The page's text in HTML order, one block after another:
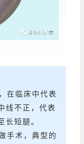
临床中代表
线不正，代表
长短腿。
术，典型的